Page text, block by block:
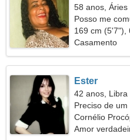
58 anos, Áries
Posso me
169 cm (5'7"),
Casamento
Ester
42 anos, Libra
Preciso de
juntos
Cornélio
Amor